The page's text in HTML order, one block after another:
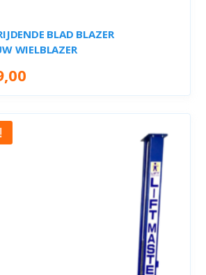
BLAD BLAZER
WIELBLAZER
€499,00.